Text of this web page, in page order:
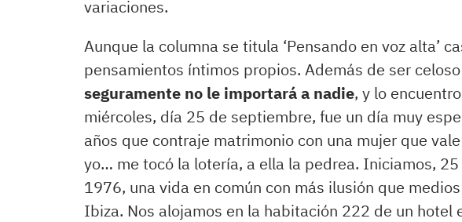
variaciones.
Aunque la columna se titula ‘Pensando en voz alta’
pensamientos íntimos propios. Además de ser
seguramente no le importará a nadie, y lo
miércoles, día 25 de septiembre, fue un día muy
años que contraje matrimonio con una mujer que
yo… me tocó la lotería, a ella la pedrea. Iniciamos,
1976, una vida en común con más ilusión que
Ibiza. Nos alojamos en la habitación 222 de un hotel